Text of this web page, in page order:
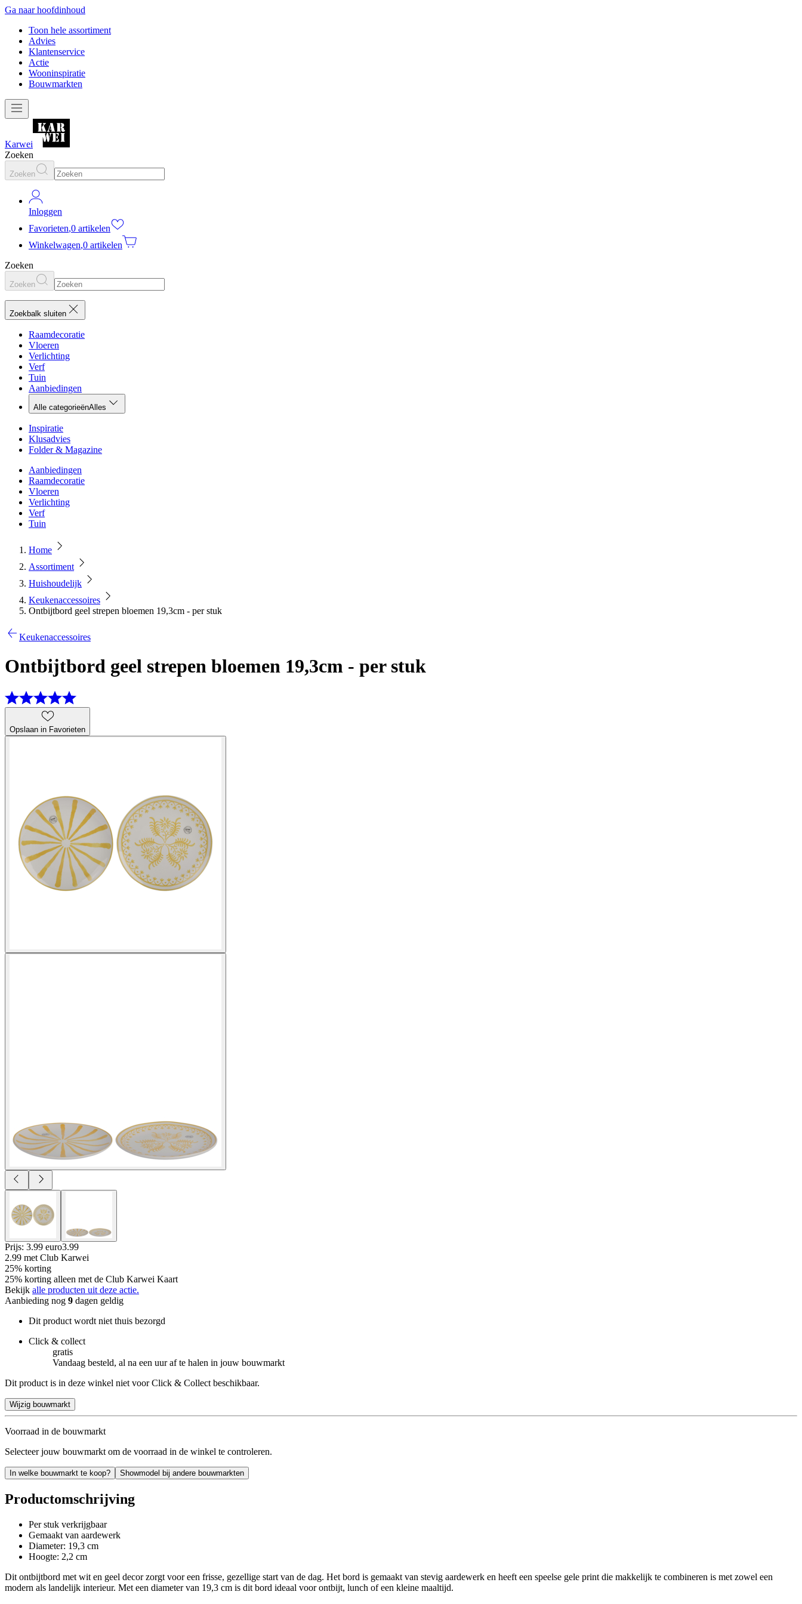
Ga naar hoofdinhoud
Toon hele assortiment
Advies
Klantenservice
Actie
Wooninspiratie
Bouwmarkten
Karwei
Zoeken
Zoeken
Inloggen
Favorieten,0 artikelen
Winkelwagen,0 artikelen
Zoeken
Zoeken
Zoekbalk sluiten
Raamdecoratie
Vloeren
Verlichting
Verf
Tuin
Aanbiedingen
Alle categorieënAlles
Inspiratie
Klusadvies
Folder & Magazine
Aanbiedingen
Raamdecoratie
Vloeren
Verlichting
Verf
Tuin
Home
Assortiment
Huishoudelijk
Keukenaccessoires
Ontbijtbord geel strepen bloemen 19,3cm - per stuk
Keukenaccessoires
Ontbijtbord geel strepen bloemen 19,3cm - per stuk
Opslaan in Favorieten
Prijs: 3.99 euro3.99
2.99 met Club Karwei
25% korting
25% korting alleen met de Club Karwei Kaart
Bekijk alle producten uit deze actie.
Aanbieding nog 9 dagen geldig
Dit product wordt niet thuis bezorgd
Click & collect
gratis
Vandaag besteld, al na een uur af te halen in jouw bouwmarkt
Dit product is in deze winkel niet voor Click & Collect beschikbaar.
Wijzig bouwmarkt
Voorraad in de bouwmarkt
Selecteer jouw bouwmarkt om de voorraad in de winkel te controleren.
In welke bouwmarkt te koop? Showmodel bij andere bouwmarkten
Productomschrijving
Per stuk verkrijgbaar
Gemaakt van aardewerk
Diameter: 19,3 cm
Hoogte: 2,2 cm
Dit ontbijtbord met wit en geel decor zorgt voor een frisse, gezellige start van de dag. Het bord is gemaakt van stevig aardewerk en heeft een speelse gele print die makkelijk te combineren is met zowel een
modern als landelijk interieur. Met een diameter van 19,3 cm is dit bord ideaal voor ontbijt, lunch of een kleine maaltijd.